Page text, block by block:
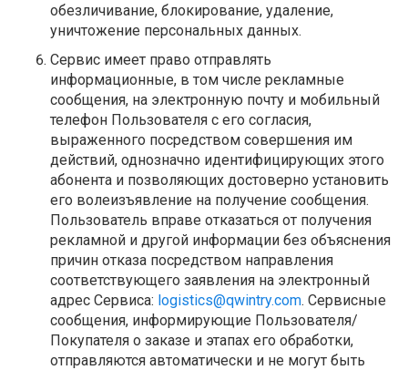
обезличивание, блокирование, удаление,
уничтожение персональных данных.
Сервис имеет право отправлять
информационные, в том числе рекламные
сообщения, на электронную почту и мобильный
телефон Пользователя с его согласия,
выраженного посредством совершения им
действий, однозначно идентифицирующих этого
абонента и позволяющих достоверно установить
его волеизъявление на получение сообщения.
Пользователь вправе отказаться от получения
рекламной и другой информации без объяснения
причин отказа посредством направления
соответствующего заявления на электронный
адрес Сервиса: logistics@qwintry.com. Сервисные
сообщения, информирующие Пользователя/
Покупателя о заказе и этапах его обработки,
отправляются автоматически и не могут быть